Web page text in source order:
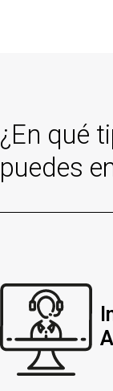
¿En qué
puedes